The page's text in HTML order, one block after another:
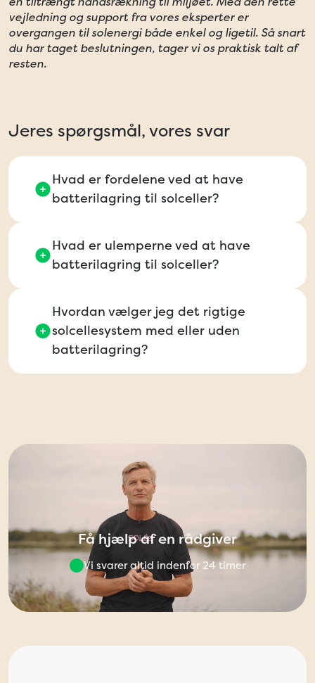
vejledning og support fra vores eksperter er
overgangen til solenergi både enkel og ligetil. Så snart
du har taget beslutningen, tager vi os praktisk talt af
resten.
Jeres spørgsmål, vores svar
Hvad er fordelene ved at have
batterilagring til solceller?
Hvad er ulemperne ved at have
batterilagring til solceller?
Hvordan vælger jeg det rigtige
solcellesystem med eller uden
batterilagring?
Få hjælp af en rådgiver
Vi svarer altid indenfor 24 timer